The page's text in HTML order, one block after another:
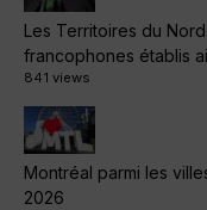
Les Territoires du
francophones établis
841 views
Montréal parmi les
2026